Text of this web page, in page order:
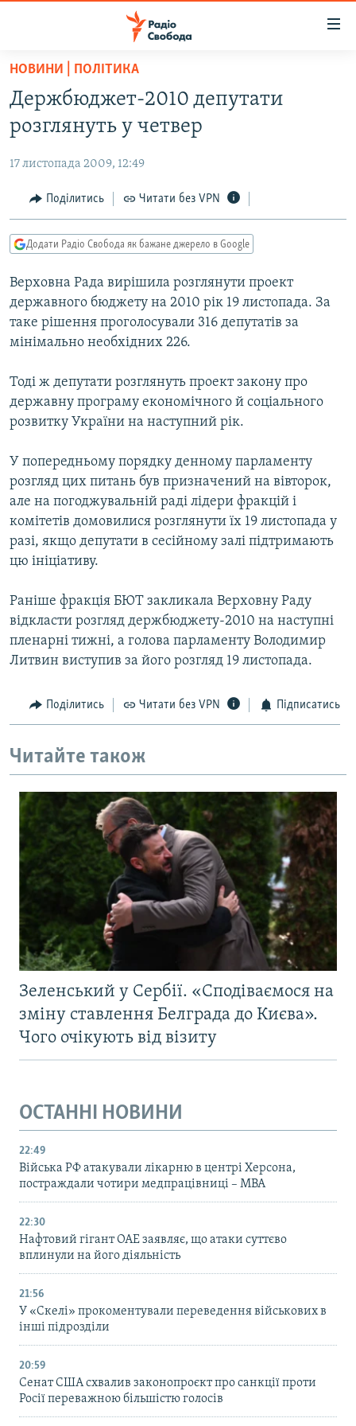
Перейти
основного
матеріалу
Перейти
до
навігації
Перейти
до
РАДІО СВОБОДА – 70 РОКІВ
ВСЕ ЗА ДОБУ
СТАТТІ
ПОЛІТИКА
ЕКОНОМІКА
КУЛЬТУРА
СПОРТ
УКРАЇНА
СВІТ
ВІЙНА
РОСІЙСЬКА «ФІЛЬТРАЦІЯ»
КРИМ.РЕАЛІЇ
ТИ ЯК?
СХЕМИ
КИТАЙ.ВИКЛИКИ
ФОТО
СПЕЦПРОЄКТИ
ПОДКАСТИ
КРИМ РЕАЛІЇ
РУС
УКР
ДОЛУЧАЙСЯ!
Усі сайти RFE/RL
НОВИНИ | ПОЛІТИКА
Держбюджет-2010 депутати
розглянуть у четвер
17 листопада 2009, 12:49
Поділитись Читати без VPN
Додати Радіо Свобода як бажане джерело в Google
Верховна Рада вирішила розглянути проект
державного бюджету на 2010 рік 19 листопада. За
таке рішення проголосували 316 депутатів за
мінімально необхідних 226.
Тоді ж депутати розглянуть проект закону про
державну програму економічного й соціального
розвитку України на наступний рік.
У попередньому порядку денному парламенту
розгляд цих питань був призначений на вівторок,
але на погоджувальній раді лідери фракцій і
комітетів домовилися розглянути їх 19 листопада у
разі, якщо депутати в сесійному залі підтримають
цю ініціативу.
Раніше фракція БЮТ закликала Верховну Раду
відкласти розгляд держбюджету-2010 на наступні
пленарні тижні, а голова парламенту Володимир
Литвин виступив за його розгляд 19 листопада.
Поділитись Читати без VPN Підписатись
Читайте також
Зеленський у Сербії. «Сподіваємося на
зміну ставлення Белграда до Києва».
Чого очікують від візиту
ОСТАННІ НОВИНИ
22:49
Війська РФ атакували лікарню в центрі Херсона,
постраждали чотири медпрацівниці – МВА
22:30
Нафтовий гігант ОАЕ заявляє, що атаки суттєво
вплинули на його діяльність
21:56
У «Скелі» прокоментували переведення військових в
інші підрозділи
20:59
Cенат США схвалив законопроєкт про санкції проти
Росії переважною більшістю голосів